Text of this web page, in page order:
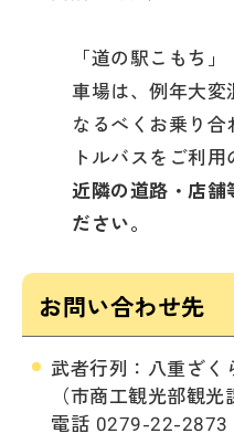
「道の駅こもち
車場は、例年大変
なるべくお乗り
トルバスをご利用
近隣の道路・店舗
ださい。
お問い合わせ先
武者行列：八重ざく
（市商工観光部観光
電話 0279-22-2873